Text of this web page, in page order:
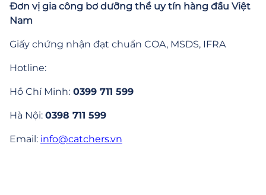
Đơn vị gia công bơ dưỡng thể uy tín hàng đầu Việt
Nam
Giấy chứng nhận đạt chuẩn COA, MSDS, IFRA
Hotline:
Hồ Chí Minh: 0399 711 599
Hà Nội: 0398 711 599
Email: info@catchers.vn